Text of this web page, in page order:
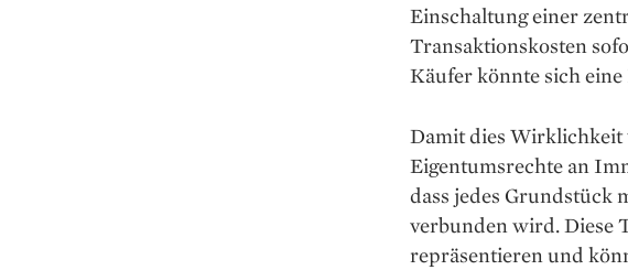
Einschaltung einer
Transaktionskosten
Käufer könnte sich
Damit dies Wirklichkeit
Eigentumsrechte an
dass jedes Grundstück
verbunden wird. Diese
repräsentieren und